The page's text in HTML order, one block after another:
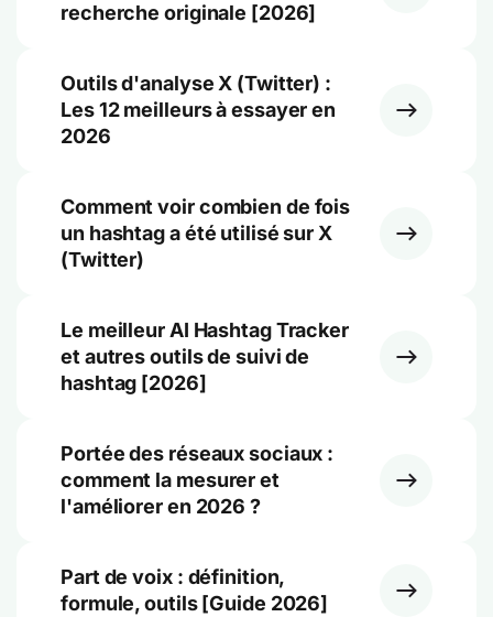
recherche originale [2026]
Outils d'analyse X (Twitter) :
Les 12 meilleurs à essayer en
2026
Comment voir combien de fois
un hashtag a été utilisé sur X
(Twitter)
Le meilleur AI Hashtag Tracker
et autres outils de suivi de
hashtag [2026]
Portée des réseaux sociaux :
comment la mesurer et
l'améliorer en 2026 ?
Part de voix : définition,
formule, outils [Guide 2026]